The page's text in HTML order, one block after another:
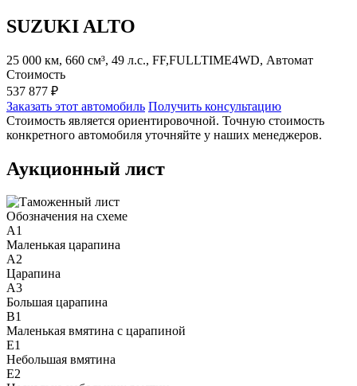
SUZUKI ALTO
25 000 км, 660 см³, 49 л.с., FF,FULLTIME4WD, Автомат
Стоимость
537 877 ₽
Заказать этот автомобиль Получить консультацию
Стоимость является ориентировочной. Точную стоимость
конкретного автомобиля уточняйте у наших менеджеров.
Аукционный лист
Обозначения на схеме
A1
Маленькая царапина
A2
Царапина
A3
Большая царапина
B1
Маленькая вмятина с царапиной
E1
Небольшая вмятина
E2